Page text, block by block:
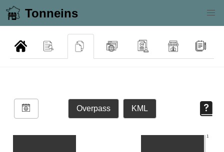
Tonneins
Overpass KML
1